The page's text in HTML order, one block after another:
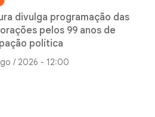
divulga programação das
pelos 99 anos de
política
/ 2026 - 12:00